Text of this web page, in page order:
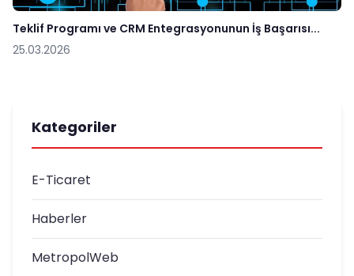
Teklif Programı ve CRM Entegrasyonunun İş Başarısı...
25.03.2026
Kategoriler
E-Ticaret
Haberler
MetropolWeb